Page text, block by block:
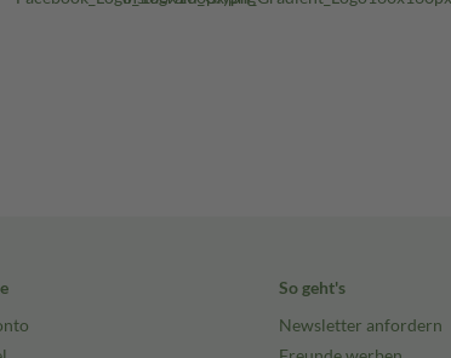
So geht's
Newsletter anfordern